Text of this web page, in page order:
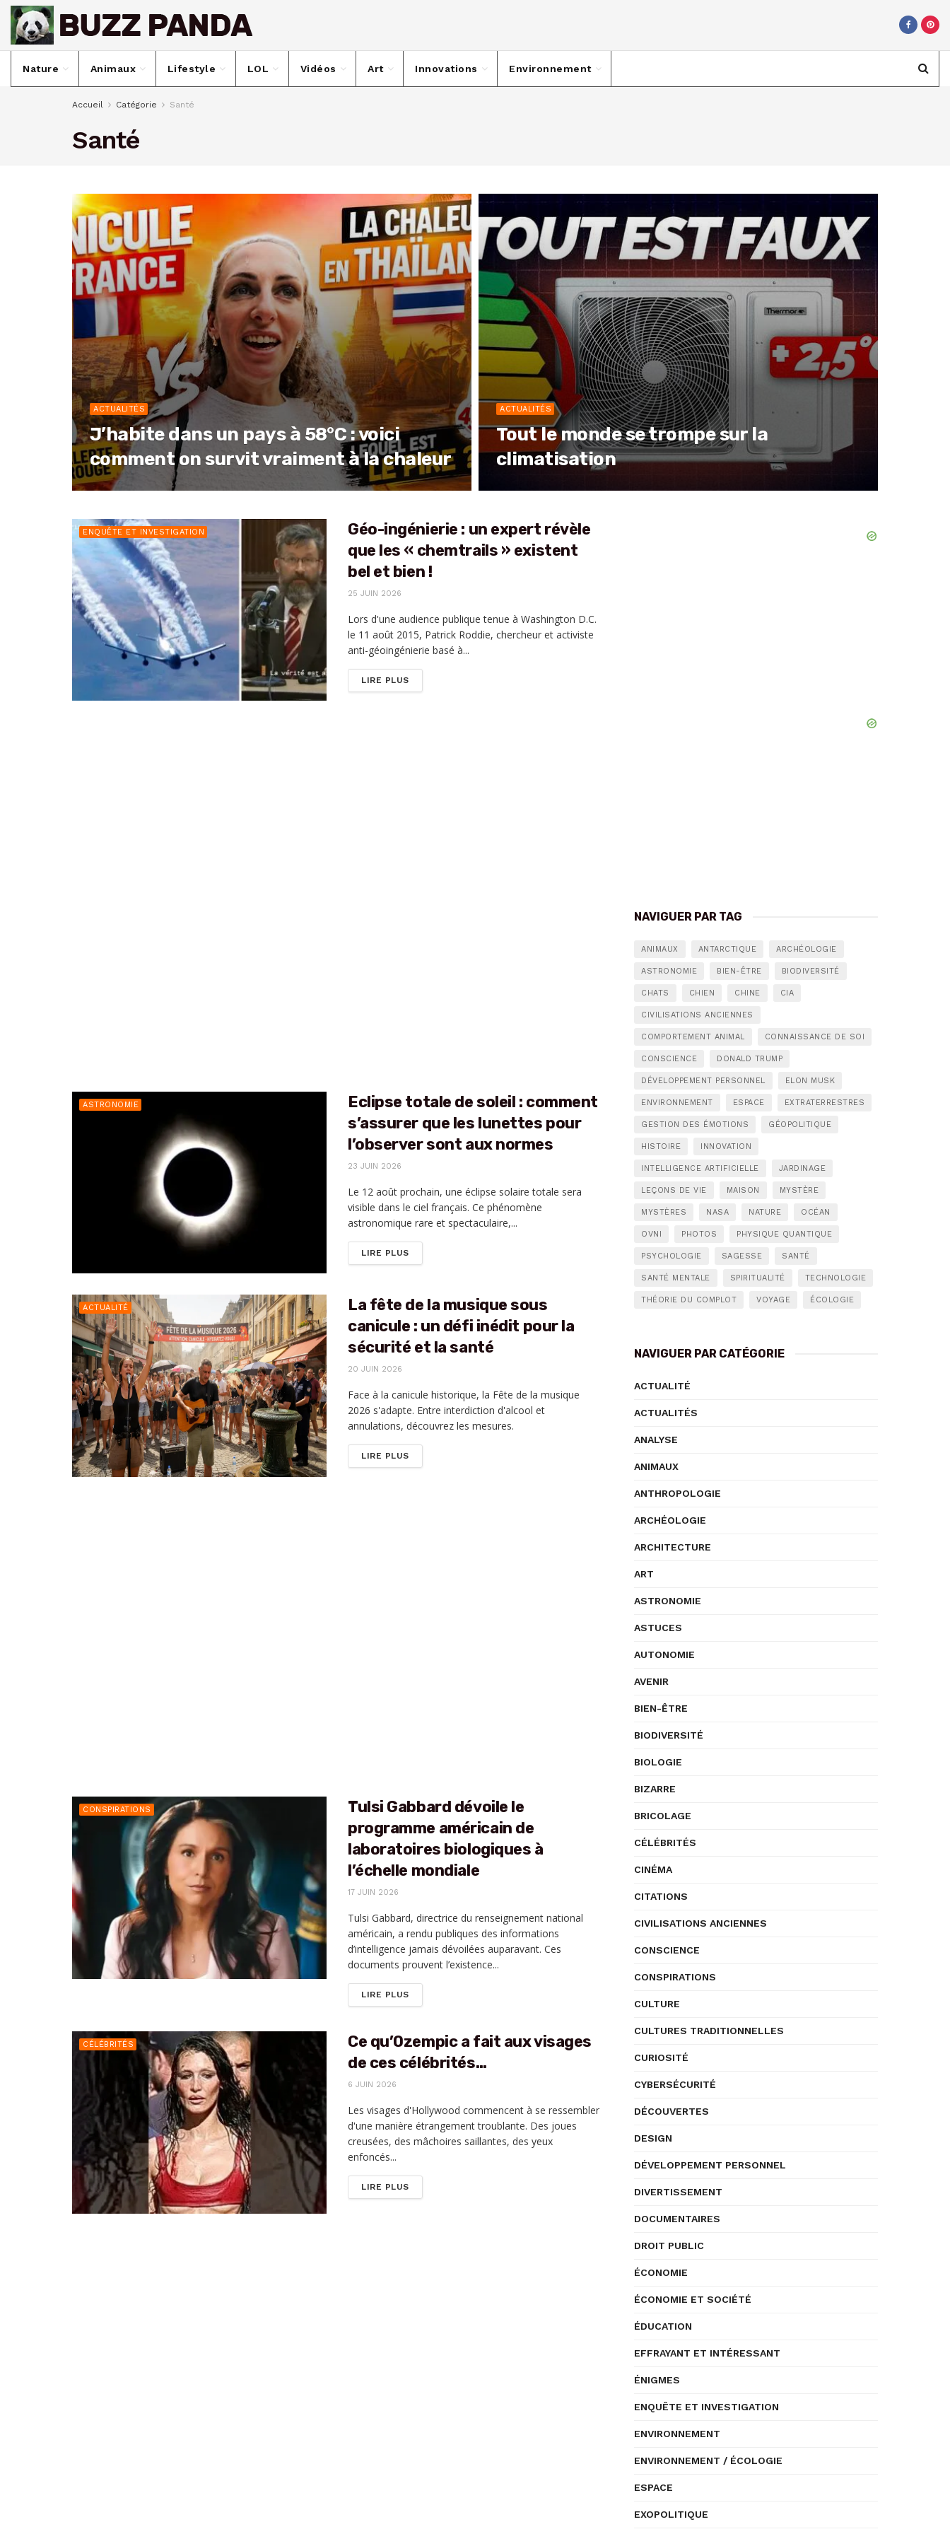
Nature Animaux Lifestyle LOL Vidéos Art Innovations Environnement
Accueil Catégorie Santé
Santé
ACTUALITÉS
J’habite dans un pays à 58°C : voici
comment on survit vraiment à la chaleur
ACTUALITÉS
Tout le monde se trompe sur la
climatisation
ENQUÊTE ET INVESTIGATION
Géo-ingénierie : un expert révèle
que les « chemtrails » existent
bel et bien !
25 JUIN 2026
Lors d'une audience publique tenue à Washington D.C.
le 11 août 2015, Patrick Roddie, chercheur et activiste
anti-géoingénierie basé à...
LIRE PLUSDETAILS
ASTRONOMIE
Eclipse totale de soleil : comment
s’assurer que les lunettes pour
l’observer sont aux normes
23 JUIN 2026
Le 12 août prochain, une éclipse solaire totale sera
visible dans le ciel français. Ce phénomène
astronomique rare et spectaculaire,...
LIRE PLUSDETAILS
ACTUALITÉ
La fête de la musique sous
canicule : un défi inédit pour la
sécurité et la santé
20 JUIN 2026
Face à la canicule historique, la Fête de la musique
2026 s'adapte. Entre interdiction d'alcool et
annulations, découvrez les mesures.
LIRE PLUSDETAILS
CONSPIRATIONS
Tulsi Gabbard dévoile le
programme américain de
laboratoires biologiques à
l’échelle mondiale
17 JUIN 2026
Tulsi Gabbard, directrice du renseignement national
américain, a rendu publiques des informations
d’intelligence jamais dévoilées auparavant. Ces
documents prouvent l’existence...
LIRE PLUSDETAILS
CÉLÉBRITÉS
Ce qu’Ozempic a fait aux visages
de ces célébrités…
6 JUIN 2026
Les visages d'Hollywood commencent à se ressembler
d'une manière étrangement troublante. Des joues
creusées, des mâchoires saillantes, des yeux
enfoncés...
LIRE PLUSDETAILS
NAVIGUER PAR TAG
ANIMAUX ANTARCTIQUE ARCHÉOLOGIE
ASTRONOMIE BIEN-ÊTRE BIODIVERSITÉ
CHATS CHIEN CHINE CIA
CIVILISATIONS ANCIENNES
COMPORTEMENT ANIMAL CONNAISSANCE DE SOI
CONSCIENCE DONALD TRUMP
DÉVELOPPEMENT PERSONNEL ELON MUSK
ENVIRONNEMENT ESPACE EXTRATERRESTRES
GESTION DES ÉMOTIONS GÉOPOLITIQUE
HISTOIRE INNOVATION
INTELLIGENCE ARTIFICIELLE JARDINAGE
LEÇONS DE VIE MAISON MYSTÈRE
MYSTÈRES NASA NATURE OCÉAN
OVNI PHOTOS PHYSIQUE QUANTIQUE
PSYCHOLOGIE SAGESSE SANTÉ
SANTÉ MENTALE SPIRITUALITÉ TECHNOLOGIE
THÉORIE DU COMPLOT VOYAGE ÉCOLOGIE
NAVIGUER PAR CATÉGORIE
ACTUALITÉ
ACTUALITÉS
ANALYSE
ANIMAUX
ANTHROPOLOGIE
ARCHÉOLOGIE
ARCHITECTURE
ART
ASTRONOMIE
ASTUCES
AUTONOMIE
AVENIR
BIEN-ÊTRE
BIODIVERSITÉ
BIOLOGIE
BIZARRE
BRICOLAGE
CÉLÉBRITÉS
CINÉMA
CITATIONS
CIVILISATIONS ANCIENNES
CONSCIENCE
CONSPIRATIONS
CULTURE
CULTURES TRADITIONNELLES
CURIOSITÉ
CYBERSÉCURITÉ
DÉCOUVERTES
DESIGN
DÉVELOPPEMENT PERSONNEL
DIVERTISSEMENT
DOCUMENTAIRES
DROIT PUBLIC
ÉCONOMIE
ÉCONOMIE ET SOCIÉTÉ
ÉDUCATION
EFFRAYANT ET INTÉRESSANT
ÉNIGMES
ENQUÊTE ET INVESTIGATION
ENVIRONNEMENT
ENVIRONNEMENT / ÉCOLOGIE
ESPACE
EXOPOLITIQUE